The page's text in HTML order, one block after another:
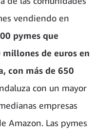
vendiendo en
pymes que
de euros en
con más de 650
con un mayor
empresas
Amazon. Las pymes